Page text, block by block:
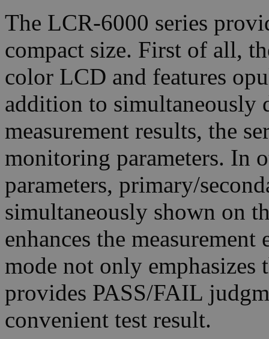
The LCR-6000 series
compact size. First of all,
color LCD and features
addition to simultaneously
measurement results, the
monitoring parameters. In
parameters, primary/
simultaneously shown on
enhances the
mode not only emphasizes
provides PASS/FAIL
convenient test result.